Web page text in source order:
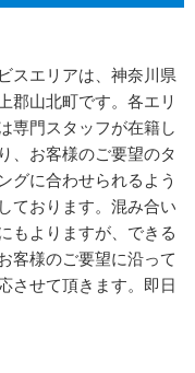
スエリアは、神奈川県
郡山北町です。各エリ
専門スタッフが在籍し
、お客様のご要望のタ
グに合わせられるよう
ております。混み合い
もよりますが、できる
客様のご要望に沿って
させて頂きます。即日